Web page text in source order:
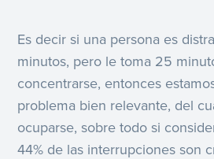
Es decir si una persona es
minutos, pero le toma 25
concentrarse, entonces
problema bien relevante, del
ocuparse, sobre todo si
44% de las interrupciones son